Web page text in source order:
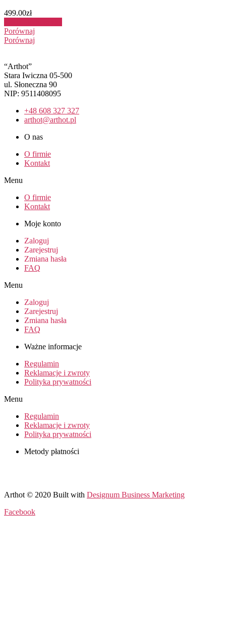
499.00zł
Porównaj
Porównaj
“Arthot”
Stara Iwiczna 05-500
ul. Słoneczna 90
NIP: 9511408095
+48 608 327 327
arthot@arthot.pl
O nas
O firmie
Kontakt
Menu
O firmie
Kontakt
Moje konto
Zaloguj
Zarejestruj
Zmiana hasła
FAQ
Menu
Zaloguj
Zarejestruj
Zmiana hasła
FAQ
Ważne informacje
Regulamin
Reklamacje i zwroty
Polityka prywatności
Menu
Regulamin
Reklamacje i zwroty
Polityka prywatności
Metody płatności
Arthot © 2020 Built with Designum Business Marketing
Facebook